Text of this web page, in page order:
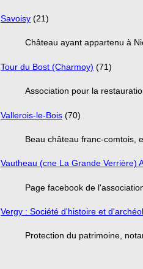
Savoisy (21)
Château ayant appartenu à
Tour du Bost (Charmoy) (71)
Association pour la
Vallerois-le-Bois (70)
Beau château franc-comtois,
Vautheau (cne La Grande Verrière)
Page facebook de
Vergy : Société d'histoire et
Protection du patrimoine,